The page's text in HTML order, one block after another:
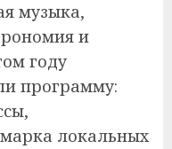
музыка,
и
году
программу:
локальных